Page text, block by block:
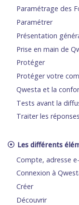
Paramétrage des
Paramétrer
Présentation
Prise en main de
Protéger
Protéger votre
Qwesta et la
Tests avant la
Traiter les réponses
Les différents
Compte, adresse
Connexion à
Créer
Découvrir